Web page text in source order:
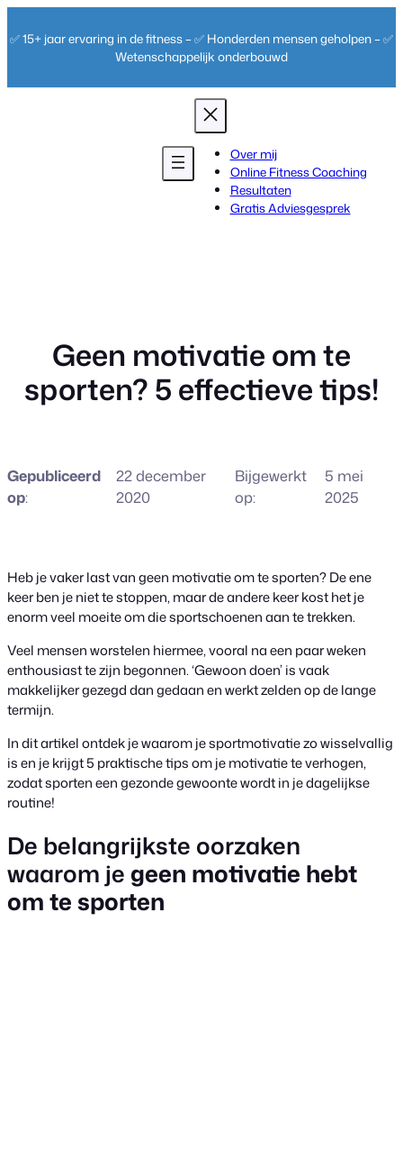
naar
✅ 15+ jaar ervaring in de fitness – ✅ Honderden mensen geholpen – ✅
Wetenschappelijk onderbouwd
Over mij
Online Fitness Coaching
Resultaten
Gratis Adviesgesprek
Geen motivatie om te
sporten? 5 effectieve tips!
Gepubliceerd
op:
22 december
2020
Bijgewerkt
op:
5 mei
2025
Heb je vaker last van geen motivatie om te sporten? De ene
keer ben je niet te stoppen, maar de andere keer kost het je
enorm veel moeite om die sportschoenen aan te trekken.
Veel mensen worstelen hiermee, vooral na een paar weken
enthousiast te zijn begonnen. ‘Gewoon doen’ is vaak
makkelijker gezegd dan gedaan en werkt zelden op de lange
termijn.
In dit artikel ontdek je waarom je sportmotivatie zo wisselvallig
is en je krijgt 5 praktische tips om je motivatie te verhogen,
zodat sporten een gezonde gewoonte wordt in je dagelijkse
routine!
De belangrijkste oorzaken
waarom je geen motivatie hebt
om te sporten